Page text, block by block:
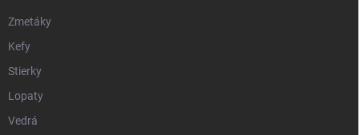
Zmetáky
Kefy
Stierky
Lopaty
Vedrá